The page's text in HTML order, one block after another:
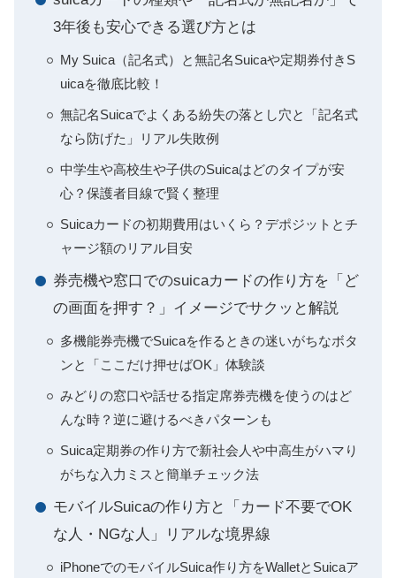
3年後も安心できる選び方とは
My Suica（記名式）と無記名Suicaや定期券付きS
uicaを徹底比較！
無記名Suicaでよくある紛失の落とし穴と「記名式
なら防げた」リアル失敗例
中学生や高校生や子供のSuicaはどのタイプが安
心？保護者目線で賢く整理
Suicaカードの初期費用はいくら？デポジットとチ
ャージ額のリアル目安
券売機や窓口でのsuicaカードの作り方を「ど
の画面を押す？」イメージでサクッと解説
多機能券売機でSuicaを作るときの迷いがちなボタ
ンと「ここだけ押せばOK」体験談
みどりの窓口や話せる指定席券売機を使うのはど
んな時？逆に避けるべきパターンも
Suica定期券の作り方で新社会人や中高生がハマり
がちな入力ミスと簡単チェック法
モバイルSuicaの作り方と「カード不要でOK
な人・NGな人」リアルな境界線
iPhoneでのモバイルSuica作り方をWalletとSuicaア